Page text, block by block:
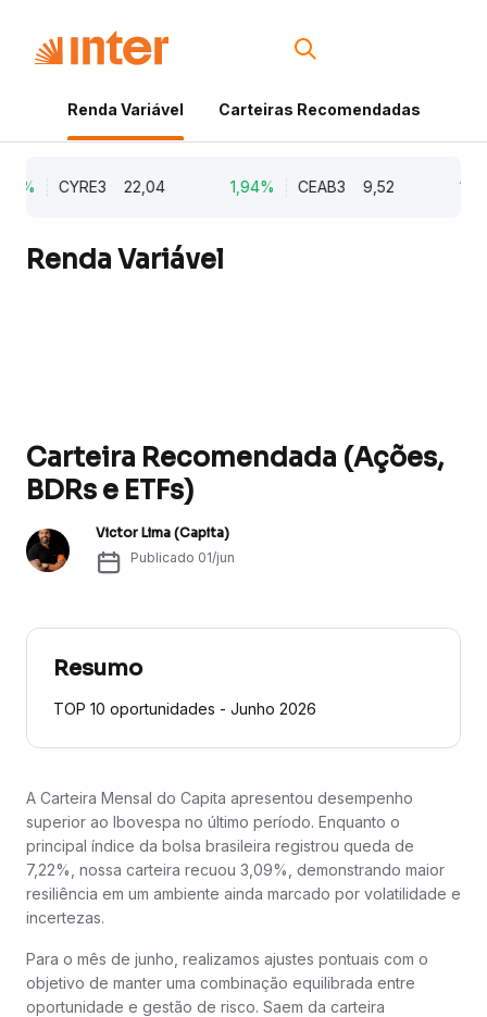
Renda Variável Carteiras Recomendadas
CYRE3 22,04 1,94% CEAB3 9,52
Renda Variável
Carteira Recomendada (Ações,
BDRs e ETFs)
Victor Lima (Capita)
Publicado 01/jun
Resumo
TOP 10 oportunidades - Junho 2026
A Carteira Mensal do Capita apresentou desempenho
superior ao Ibovespa no último período. Enquanto o
principal índice da bolsa brasileira registrou queda de
7,22%, nossa carteira recuou 3,09%, demonstrando maior
resiliência em um ambiente ainda marcado por volatilidade e
incertezas.
Para o mês de junho, realizamos ajustes pontuais com o
objetivo de manter uma combinação equilibrada entre
oportunidade e gestão de risco. Saem da carteira